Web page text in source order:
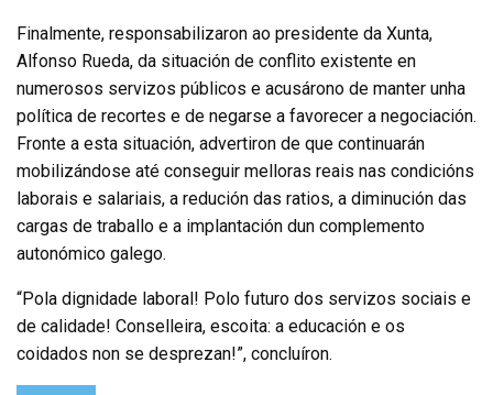
Finalmente, responsabilizaron ao presidente da Xunta,
Alfonso Rueda, da situación de conflito existente en
numerosos servizos públicos e acusárono de manter unha
política de recortes e de negarse a favorecer a negociación.
Fronte a esta situación, advertiron de que continuarán
mobilizándose até conseguir melloras reais nas condicións
laborais e salariais, a redución das ratios, a diminución das
cargas de traballo e a implantación dun complemento
autonómico galego.
“Pola dignidade laboral! Polo futuro dos servizos sociais e
de calidade! Conselleira, escoita: a educación e os
coidados non se desprezan!”, concluíron.